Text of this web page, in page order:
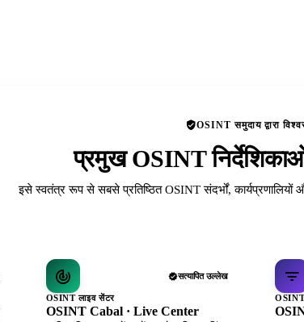
OSINT समुदाय द्वारा
प्रमुख OSINT
इसे स्वतंत्र रूप से सबसे प्रतिष्ठित OSINT संदर्भों, कार्यप्रणालियों
सत्यापित उल्लेख
OSINT लाइव सेंटर
OSINT Cabal · Live Center
OSINT